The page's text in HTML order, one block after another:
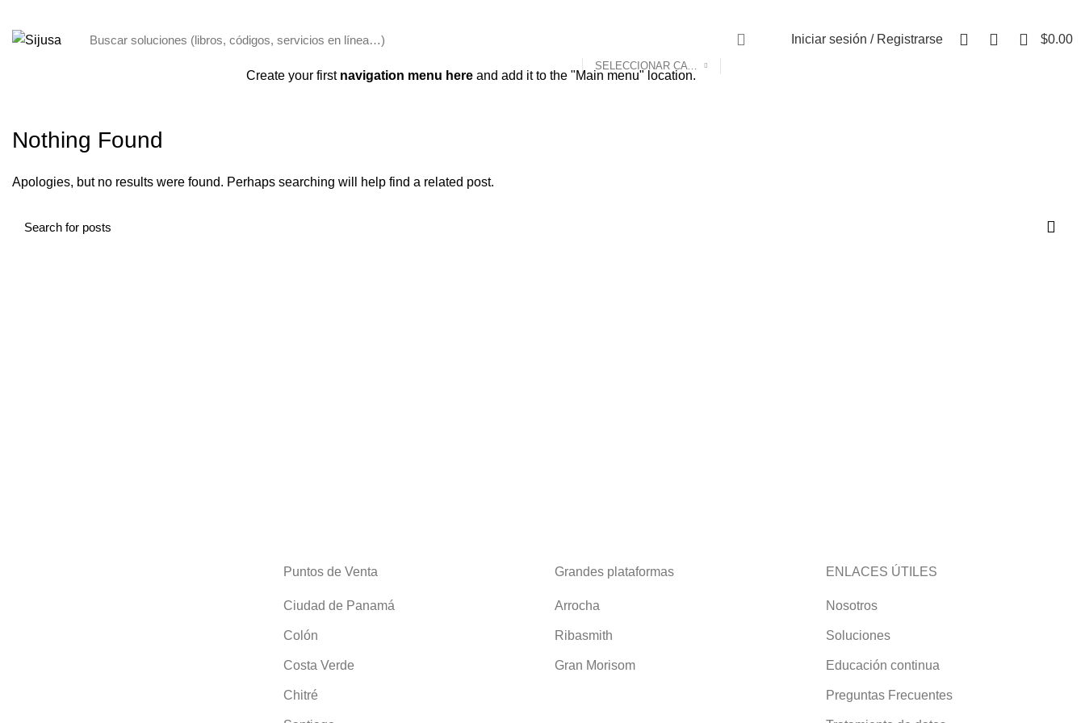
SELECCIONAR CATEGORÍA
Iniciar sesión / Registrarse $0.00
Create your first navigation menu here and add it to the "Main menu" location.
Nothing Found
Apologies, but no results were found. Perhaps searching will help find a related post.
Puntos de Venta
Ciudad de Panamá
Colón
Costa Verde
Chitré
Grandes plataformas
Arrocha
Ribasmith
Gran Morisom
ENLACES ÚTILES
Nosotros
Soluciones
Educación continua
Preguntas Frecuentes